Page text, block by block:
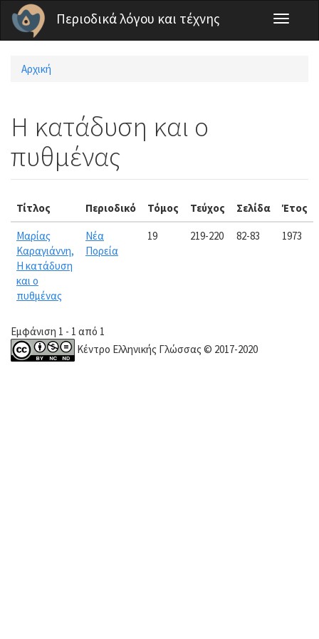
Παράκαμψη προς το κυρίως περιεχόμενο
Περιοδικά λόγου και τέχνης
Toggle
Είστε εδώ
Αρχική
Η κατάδυση και ο
πυθμένας
Τίτλος Περιοδικό Τόμος Τεύχος Σελίδα Έτος
Μαρίας
Καραγιάννη,
Η κατάδυση
και ο
πυθμένας
Νέα
Πορεία
19 219-220 82-83 1973
Εμφάνιση 1 - 1 από 1
Κέντρο Ελληνικής Γλώσσας © 2017-2020